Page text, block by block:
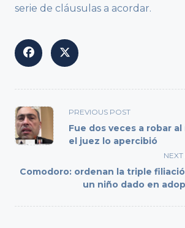
serie de cláusulas a acordar.
<span
class="nav-
subtitle
reader-
text">Page</span>
PREVIOUS POST
Fue dos veces a robar
el juez lo apercibió
Comodoro: ordenan la triple
un niño dado en